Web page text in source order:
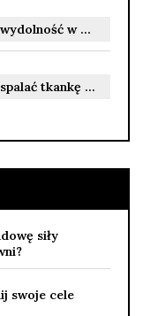
Jak trenować, aby poprawić swoją wydolność w pilce nożnej?
Trening na bieżni – jak skutecznie spalać tkankę tłuszczową?
siły
swoje cele